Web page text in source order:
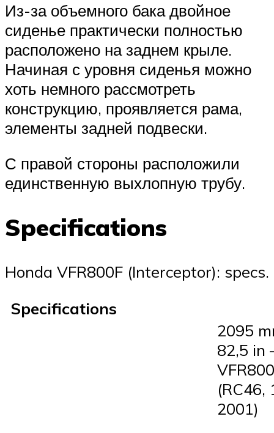
Из-за объемного бака двойное
сиденье практически полностью
расположено на заднем крыле.
Начиная с уровня сиденья можно
хоть немного рассмотреть
конструкцию, проявляется рама,
элементы задней подвески.
С правой стороны расположили
единственную выхлопную трубу.
Specifications
Honda VFR800F (Interceptor): specs.
Specifications
2095
82,5 in
(RC46,
2001)